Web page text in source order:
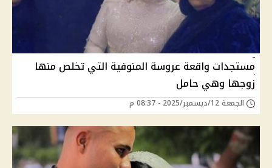
مستجدات واقعة عروسة المنوفية التي تخلص منها
زوجها وهي حامل
الجمعة 12/ديسمبر/2025 - 08:37 م